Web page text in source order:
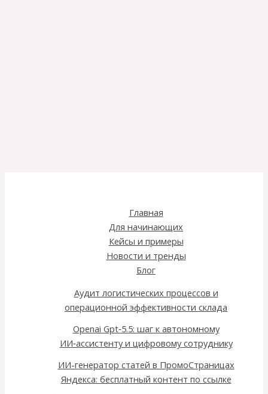
Главная
Для начинающих
Кейсы и примеры
Новости и тренды
Блог
Аудит логистических процессов и
операционной эффективности склада
Openai Gpt‑5.5: шаг к автономному
ИИ‑ассистенту и цифровому сотруднику
ИИ-генератор статей в ПромоСтраницах
Яндекса: бесплатный контент по ссылке